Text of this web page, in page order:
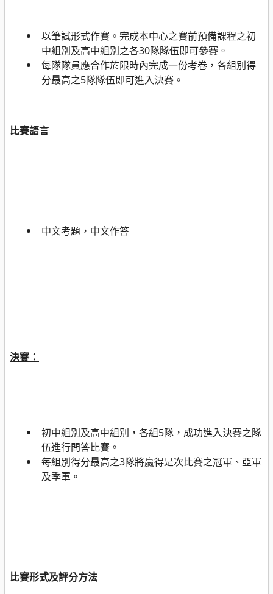
以筆試形式作賽。完成本中心之賽前預備課程之初
中組別及高中組別之各30隊隊伍即可參賽。
每隊隊員應合作於限時內完成一份考卷，各組別得
分最高之5隊隊伍即可進入決賽。
比賽語言
中文考題，中文作答
決賽：
初中組別及高中組別，各組5隊，成功進入決賽之隊
伍進行問答比賽。
每組別得分最高之3隊將嬴得是次比賽之冠軍、亞軍
及季軍。
比賽形式及評分方法